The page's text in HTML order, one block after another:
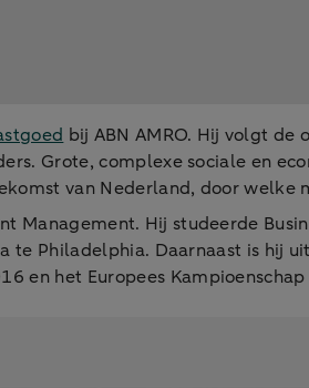
bij ABN AMRO. Hij volgt
Grote, complexe sociale en
van Nederland, door
Management. Hij studeerde
te Philadelphia. Daarnaast is
en het Europees